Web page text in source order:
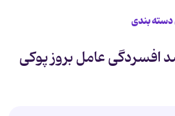
بندی
افسردگی عامل بروز پوکی